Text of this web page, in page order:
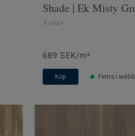
Shade | Ek Misty
3-stav
689 SEK/m²
Köp Finns i